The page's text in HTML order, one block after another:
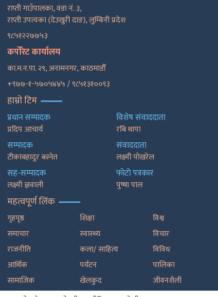
राप्ती गाउँपालका, वडा नं. ३,
राप्ती उपत्यका (देउखुरी दाङ), लुम्बिनी प्रदेश
९८५१२२७७५३
कर्पोरेट कार्यालय
का.म.न.पा. २९, अनामनगर, काठमाडाैँ
+९७७-१-५७०५४४५ / ९८५१३१००९३
हाम्रो टिम
प्रधान सम्पादक
प्रदिप आचार्य
सम्पादक
टीकाबहादुर बस्नेत
सह-सम्पादक
लक्ष्मी ज्ञवाली
विशेष संवाददाता
रबि थापा
संवाददाता
लक्ष्मी पोखरेल
फाेटाे पत्रकार
पुष्षा पाल
महत्वपूर्ण लिंक
गृहपृष्ठ
समाचार
राजनीति
आर्थिक
सामाजिक
शिक्षा
स्वास्थ्य
कला/ साहित्य
पर्यटन
खेलकुद
विश्व
विचार
विविध
पालिका
जीवनशैली